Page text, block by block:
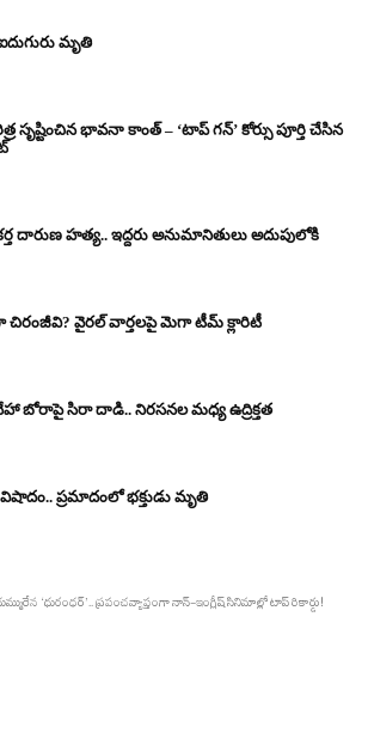
మృతి
భావనా కాంత్ – ‘టాప్ గన్’ కోర్సు పూర్తి చేసిన
దారుణ హత్య.. ఇద్దరు అనుమానితులు అదుపులోకి
చిరంజీవి? వైరల్ వార్తలపై మెగా టీమ్ క్లారిటీ
బోరాపై సిరా దాడి.. నిరసనల మధ్య ఉద్రిక్తత
ప్రమాదంలో భక్తుడు మృతి